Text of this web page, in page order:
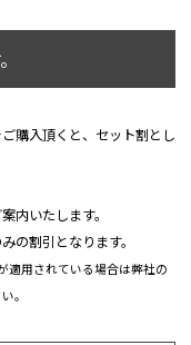
購入頂くと、セット割とし
内いたします。
の割引となります。
適用されている場合は弊社の
。